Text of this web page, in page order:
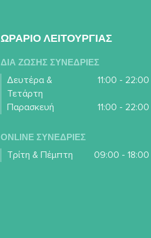
ΩΡΑΡΙΟ ΛΕΙΤΟΥΡΓΙΑΣ
ΔΙΑ ΖΩΣΗΣ ΣΥΝΕΔΡΙΕΣ
Δευτέρα &
Τετάρτη
11:00 - 22:00
Παρασκευή 11:00 - 22:00
ONLINE ΣΥΝΕΔΡΙΕΣ
Τρίτη & Πέμπτη 09:00 - 18:00